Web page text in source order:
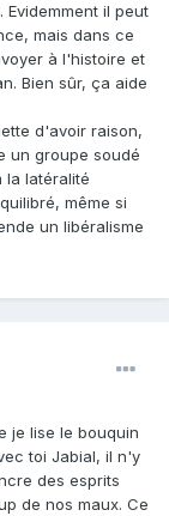
il peut
mais dans ce
à l'histoire et
Bien sûr, ça aide
d'avoir raison,
un groupe soudé
la latéralité
même si
un libéralisme
je lise le bouquin
toi Jabial, il n'y
des esprits
de nos maux. Ce